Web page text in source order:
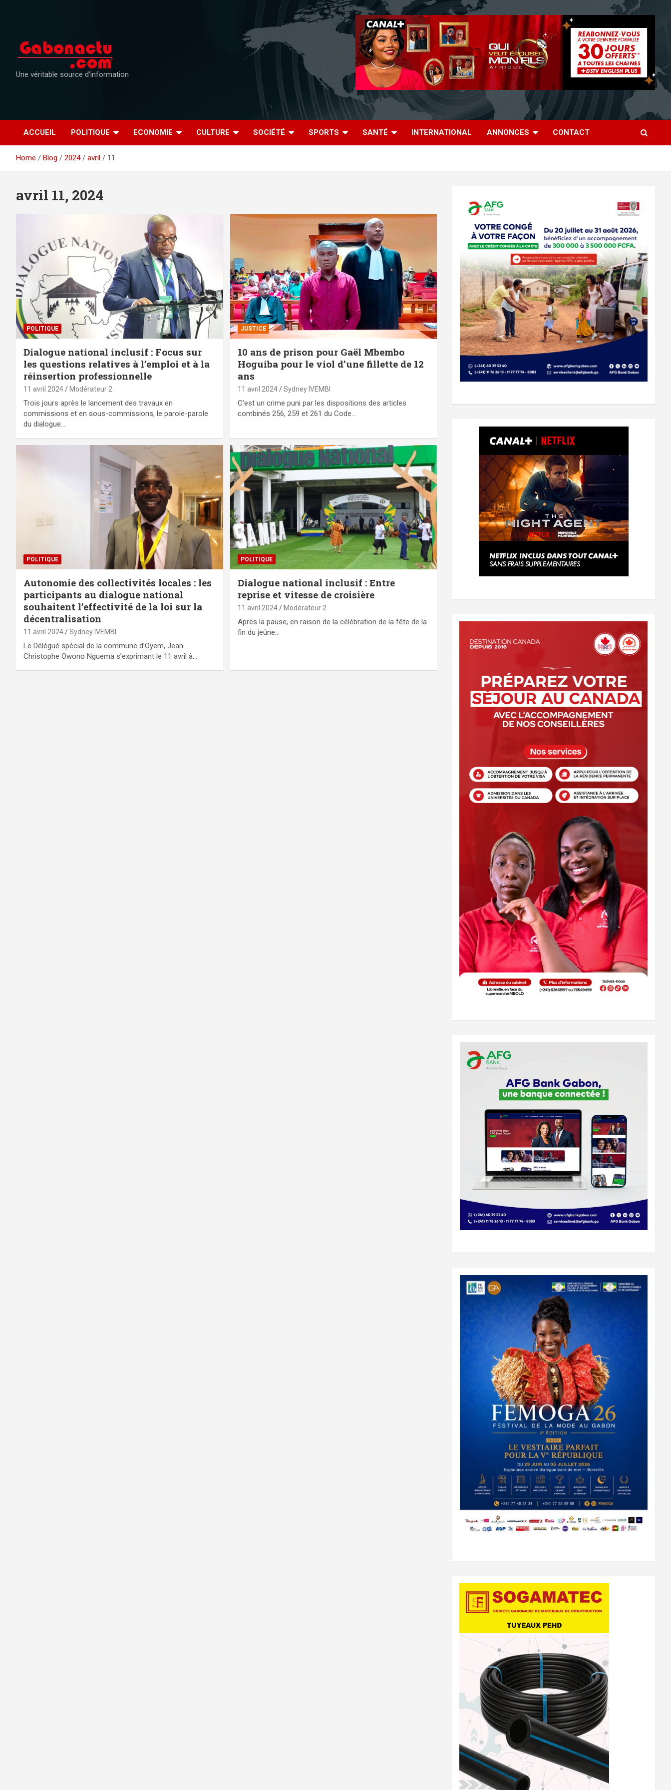
Une véritable source d'information
ACCUEIL POLITIQUE ECONOMIE CULTURE SOCIÉTÉ SPORTS SANTÉ INTERNATIONAL ANNONCES CONTACT
Home Blog 2024 avril 11
avril 11, 2024
POLITIQUE
Dialogue national inclusif : Focus sur
les questions relatives à l’emploi et à la
réinsertion professionnelle
11 avril 2024 Modérateur 2
Trois jours après le lancement des travaux en
commissions et en sous-commissions, le parole-parole
du dialogue…
JUSTICE
10 ans de prison pour Gaël Mbembo
Hoguiba pour le viol d’une fillette de 12
ans
11 avril 2024 Sydney IVEMBI
C’est un crime puni par les dispositions des articles
combinés 256, 259 et 261 du Code…
POLITIQUE
Autonomie des collectivités locales : les
participants au dialogue national
souhaitent l’effectivité de la loi sur la
décentralisation
11 avril 2024 Sydney IVEMBI
Le Délégué spécial de la commune d’Oyem, Jean
Christophe Owono Nguema s’exprimant le 11 avril à…
POLITIQUE
Dialogue national inclusif : Entre
reprise et vitesse de croisière
11 avril 2024 Modérateur 2
Après la pause, en raison de la célébration de la fête de la
fin du jeûne…